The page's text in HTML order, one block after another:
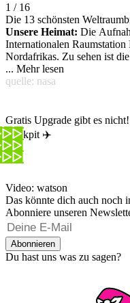
1 / 16
Die 13 schönsten
Unsere Heimat: Die
Internationalen
Nordafrikas. Zu sehen ist
Mittelmeer am Horizont
man denken, es handle sich
... Mehr lesen
quelle: nasa
Gratis Upgrade gibt es
Cockpit ✈️
Video: watson
Das könnte dich auch noch
Abonniere unseren
Abonnieren
Du hast uns was zu sagen?